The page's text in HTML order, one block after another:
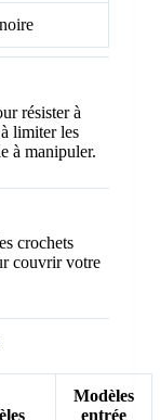
résister à
limiter les
à manipuler.
crochets
couvrir votre
Modèles
entrée